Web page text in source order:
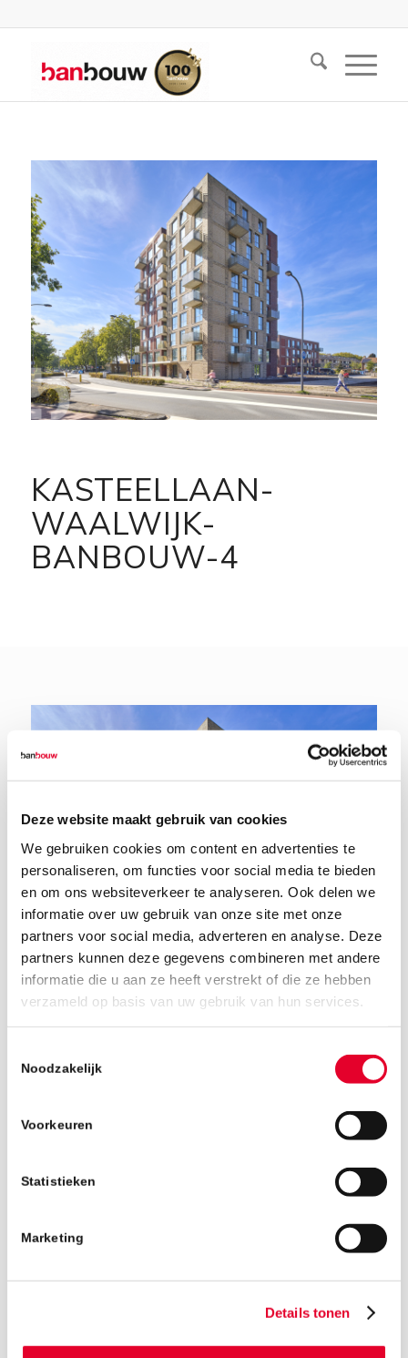
Deze website maakt gebruik van cookies
We gebruiken cookies om content en advertenties te
personaliseren, om functies voor social media te bieden
en om ons websiteverkeer te analyseren. Ook delen we
informatie over uw gebruik van onze site met onze
partners voor social media, adverteren en analyse. Deze
partners kunnen deze gegevens combineren met andere
informatie die u aan ze heeft verstrekt of die ze hebben
verzameld op basis van uw gebruik van hun services.
Noodzakelijk
Voorkeuren
Statistieken
Marketing
Details tonen
KASTEELLAAN-
WAALWIJK-
BANBOUW-4
6 februari 2026